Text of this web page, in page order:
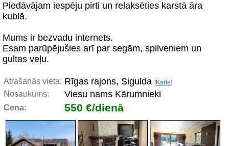
Piedāvājam iespēju pirti un relaksēties karstā āra
kublā.
Mums ir bezvadu internets.
Esam parūpējušies arī par segām, spilveniem un
gultas veļu.
Atrašanās vieta: Rīgas rajons, Sigulda [Karte]
Nosaukums: Viesu nams Kārumnieki
Cena: 550 €/dienā